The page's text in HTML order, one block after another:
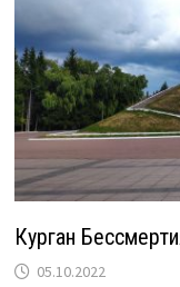
Курган
05.10.2022